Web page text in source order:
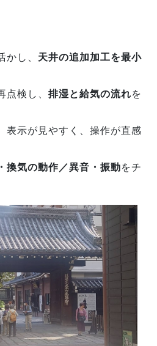
かし、 天井の追加加工を最小
点検し、 排湿と給気の流れを
表示が見やすく、操作が直感
換気の動作／異音・振動をチ